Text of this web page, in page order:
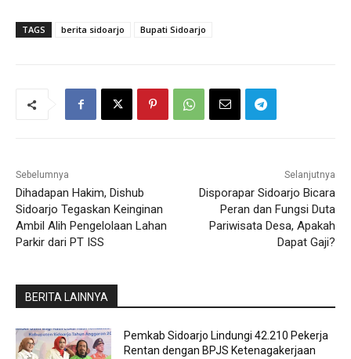
TAGS berita sidoarjo Bupati Sidoarjo
Sebelumnya
Dihadapan Hakim, Dishub
Sidoarjo Tegaskan Keinginan
Ambil Alih Pengelolaan Lahan
Parkir dari PT ISS
Selanjutnya
Disporapar Sidoarjo Bicara
Peran dan Fungsi Duta
Pariwisata Desa, Apakah
Dapat Gaji?
BERITA LAINNYA
Pemkab Sidoarjo Lindungi 42.210 Pekerja
Rentan dengan BPJS Ketenagakerjaan